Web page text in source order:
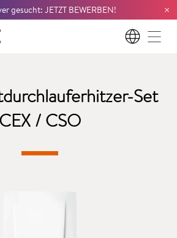
gesucht: JETZT BEWERBEN! ×
DE
Set
CEX / CSO